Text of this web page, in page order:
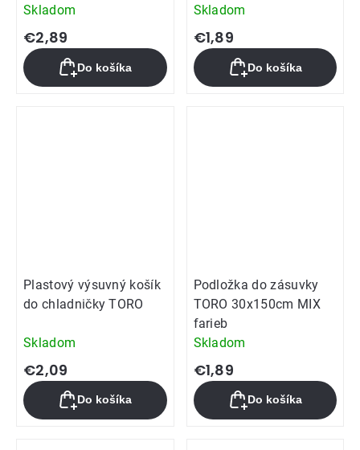
Skladom
€2,89
Do košíka
Skladom
€1,89
Do košíka
Plastový výsuvný košík
do chladničky TORO
Skladom
€2,09
Do košíka
Podložka do zásuvky
TORO 30x150cm MIX
farieb
Skladom
€1,89
Do košíka